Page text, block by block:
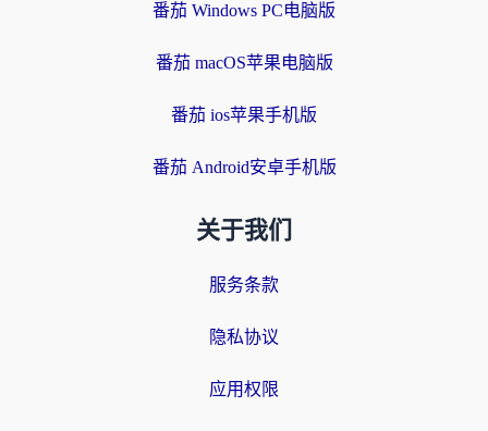
番茄 Windows PC电脑版
番茄 macOS苹果电脑版
番茄 ios苹果手机版
番茄 Android安卓手机版
关于我们
服务条款
隐私协议
应用权限